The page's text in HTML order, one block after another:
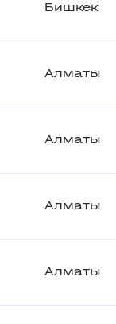
Бишкек
Алматы
Алматы
Алматы
Алматы